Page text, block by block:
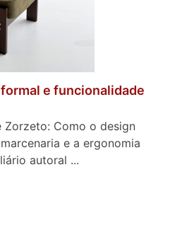
e funcionalidade
Zorzeto: Como o design
e a ergonomia
autoral ...